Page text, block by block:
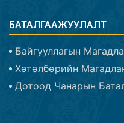
БАТАЛГААЖУУЛАЛТ
Байгууллагын
Хөтөлбөрийн
Дотоод Чанарын